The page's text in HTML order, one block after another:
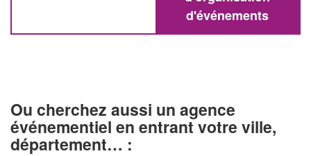
d'événements
Ou cherchez aussi un agence
événementiel en entrant votre ville,
département… :